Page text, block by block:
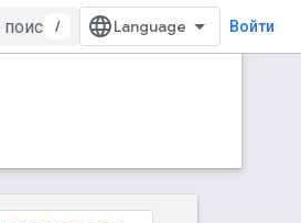
/ Войти